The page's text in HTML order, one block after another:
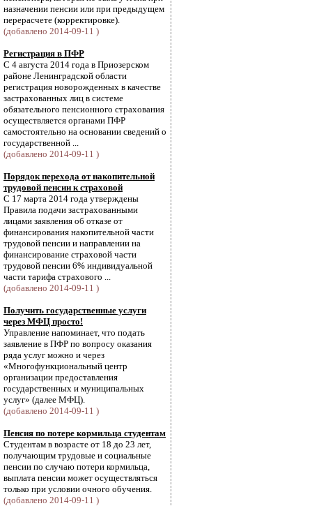
назначении пенсии или при предыдущем
перерасчете (корректировке).
(добавлено 2014-09-11 )
Регистрация в ПФР
С 4 августа 2014 года в Приозерском
районе Ленинградской области
регистрация новорожденных в качестве
застрахованных лиц в системе
обязательного пенсионного страхования
осуществляется органами ПФР
самостоятельно на основании сведений о
государственной ...
(добавлено 2014-09-11 )
Порядок перехода от накопительной
трудовой пенсии к страховой
С 17 марта 2014 года утверждены
Правила подачи застрахованными
лицами заявления об отказе от
финансирования накопительной части
трудовой пенсии и направлении на
финансирование страховой части
трудовой пенсии 6% индивидуальной
части тарифа страхового ...
(добавлено 2014-09-11 )
Получить государственные услуги
через МФЦ просто!
Управление напоминает, что подать
заявление в ПФР по вопросу оказания
ряда услуг можно и через
«Многофункциональный центр
организации предоставления
государственных и муниципальных
услуг» (далее МФЦ).
(добавлено 2014-09-11 )
Пенсия по потере кормильца студентам
Студентам в возрасте от 18 до 23 лет,
получающим трудовые и социальные
пенсии по случаю потери кормильца,
выплата пенсии может осуществляться
только при условии очного обучения.
(добавлено 2014-09-11 )